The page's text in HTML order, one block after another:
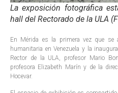
La exposición fotográfica
hall del Rectorado de la ULA
En Mérida es la primera vez que se
humanitaria en Venezuela y la
Rector de la ULA, profesor Mario
profesora Elizabeth Marín y de la
Hocevar.